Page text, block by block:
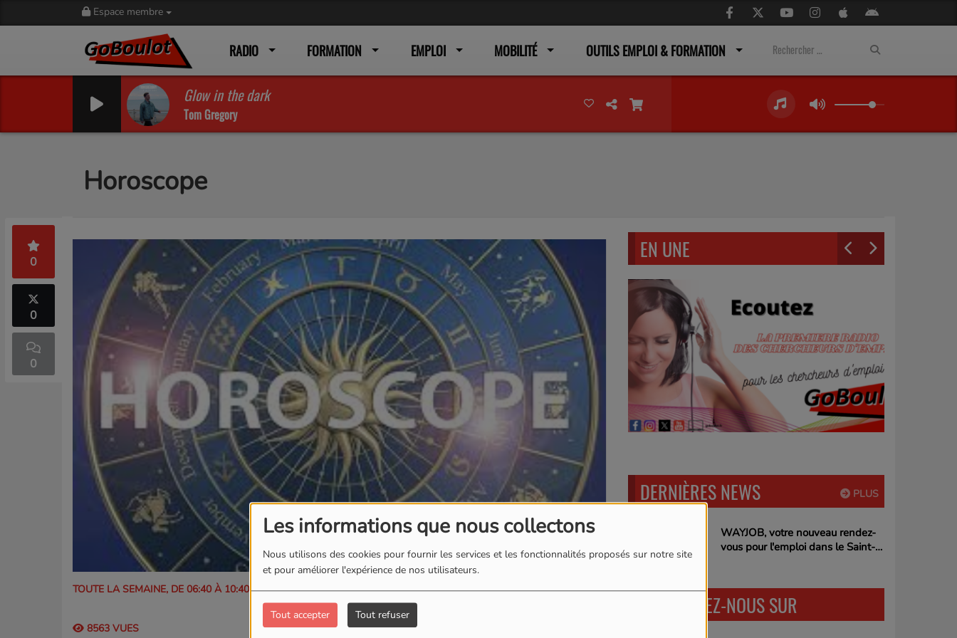
Les informations que nous collectons
Nous utilisons des cookies pour fournir les services et les fonctionnalités proposés sur notre site
et pour améliorer l'expérience de nos utilisateurs.
Tout accepter Tout refuser
Espace membre
RADIO FORMATION EMPLOI MOBILITÉ OUTILS EMPLOI & FORMATION
Glow in the dark
Tom Gregory
Horoscope
0
0
0
TOUTE LA SEMAINE, DE 06:40 À 10:40
8563 VUES
EN UNE
PLUS
DERNIÈRES NEWS
WAYJOB, votre nouveau rendez-
vous pour l'emploi dans le Saint-
RETROUVEZ-NOUS SUR